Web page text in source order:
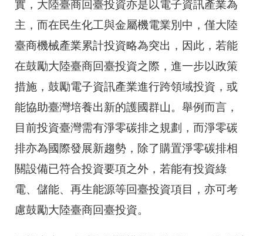
實，大陸臺商回臺投資亦是以電子資訊產業為
主，而在民生化工與金屬機電業別中，僅大陸
臺商機械產業累計投資略為突出，因此，若能
在鼓勵大陸臺商回臺投資之際，進一步以政策
措施，鼓勵電子資訊產業進行跨領域投資，或
能協助臺灣培養出新的護國群山。舉例而言，
目前投資臺灣需有淨零碳排之規劃，而淨零碳
排亦為國際發展新趨勢，除了購置淨零碳排相
關設備已符合投資要項之外，若能有投資綠
電、儲能、再生能源等回臺投資項目，亦可考
慮鼓勵大陸臺商回臺投資。